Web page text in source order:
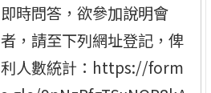
即時問答，欲參加說明會
者，請至下列網址登記，俾
利人數統計：https://form